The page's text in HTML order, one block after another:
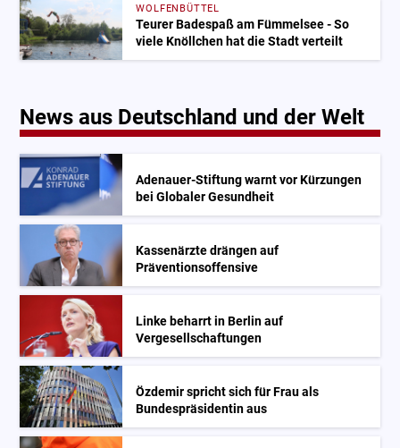
WOLFENBÜTTEL
Teurer Badespaß am Fümmelsee - So
viele Knöllchen hat die Stadt verteilt
News aus Deutschland und der Welt
Adenauer-Stiftung warnt vor Kürzungen
bei Globaler Gesundheit
Kassenärzte drängen auf
Präventionsoffensive
Linke beharrt in Berlin auf
Vergesellschaftungen
Özdemir spricht sich für Frau als
Bundespräsidentin aus